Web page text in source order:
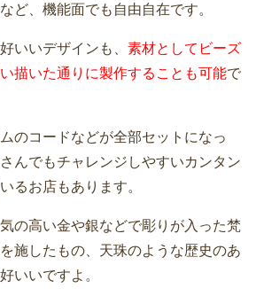
ど、機能面でも自由自在です。
いいデザインも、 素材としてビーズ
描いた通りに製作することも可能で
のコードなどが全部セットになっ
んでもチャレンジしやすいカンタン
るお店もあります。
の高い金や銀などで彫りが入った梵
施したもの、天珠のような歴史のあ
いいですよ。